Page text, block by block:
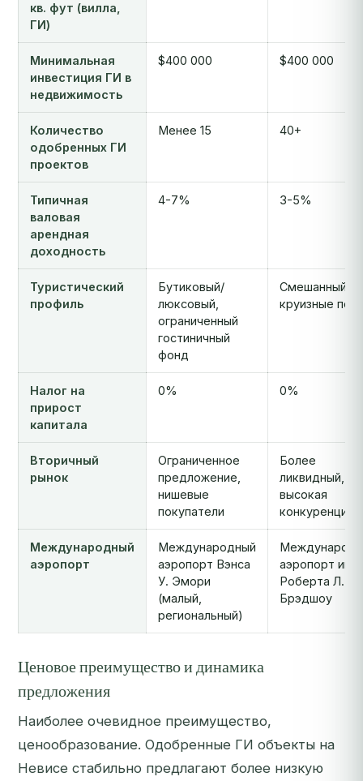
кв. фут (вилла,
ГИ)
Минимальная
инвестиция ГИ в
недвижимость
$400 000 $400 000
Количество
одобренных ГИ
проектов
Менее 15 40+
Типичная
валовая
арендная
доходность
4-7% 3-5%
Туристический
профиль
Бутиковый/
люксовый,
ограниченный
гостиничный
фонд
Смешанный,
круизные
Налог на
прирост
капитала
0% 0%
Вторичный
рынок
Ограниченное
предложение,
нишевые
покупатели
Более
ликвидный,
высокая
конкуренция
Международный
аэропорт
Международный
аэропорт Вэнса
У. Эмори
(малый,
региональный)
аэропорт им.
Роберта Л.
Брэдшоу
Ценовое преимущество и динамика
предложения
Наиболее очевидное преимущество,
ценообразование. Одобренные ГИ объекты на
Невисе стабильно предлагают более низкую